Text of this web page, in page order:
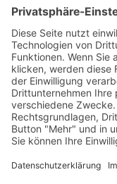
Service
FAQ
Zahlungsarten